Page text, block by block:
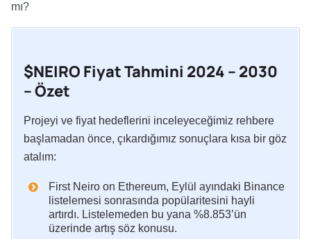
mı?
$NEIRO Fiyat Tahmini 2024 – 2030
– Özet
Projeyi ve fiyat hedeflerini inceleyeceğimiz rehbere
başlamadan önce, çıkardığımız sonuçlara kısa bir göz
atalım:
First Neiro on Ethereum, Eylül ayındaki Binance
listelemesi sonrasında popülaritesini hayli
artırdı. Listelemeden bu yana %8.853’ün
üzerinde artış söz konusu.